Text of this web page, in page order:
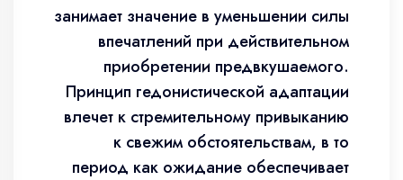
занимает значение в уменьшении силы
впечатлений при действительном
приобретении предвкушаемого.
Принцип гедонистической адаптации
влечет к стремительному привыканию
к свежим обстоятельствам, в то
период как ожидание обеспечивает